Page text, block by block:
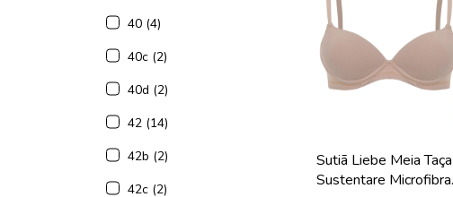
40 (4)
40c (2)
40d (2)
42 (14)
42b (2)
42c (2)
Sutiã Liebe Meia Taça
Sustentare Microfibra